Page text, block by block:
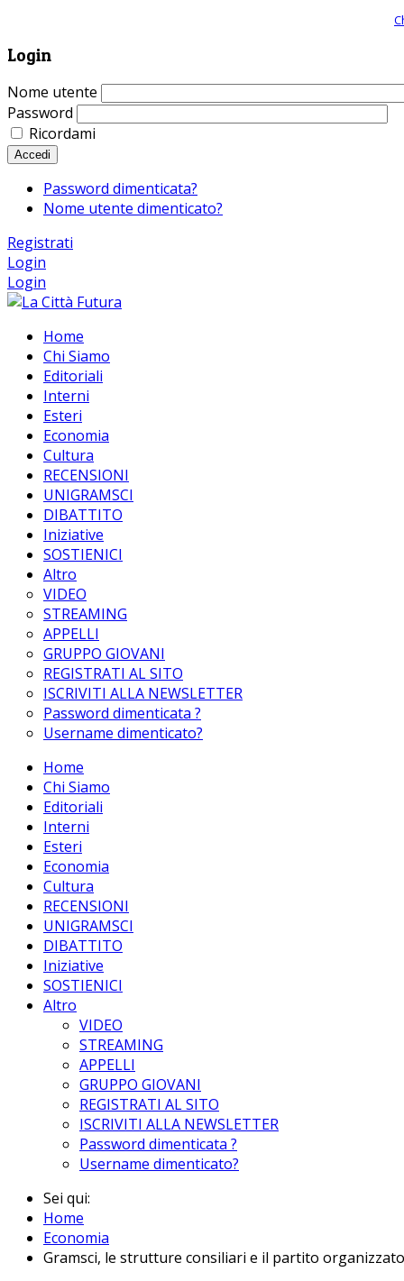
Login
Nome utente
Password
Ricordami
Accedi
Password dimenticata?
Nome utente dimenticato?
Registrati
Login
Login
Home
Chi Siamo
Editoriali
Interni
Esteri
Economia
Cultura
RECENSIONI
UNIGRAMSCI
DIBATTITO
Iniziative
SOSTIENICI
Altro
VIDEO
STREAMING
APPELLI
GRUPPO GIOVANI
REGISTRATI AL SITO
ISCRIVITI ALLA NEWSLETTER
Password dimenticata ?
Username dimenticato?
Home
Chi Siamo
Editoriali
Interni
Esteri
Economia
Cultura
RECENSIONI
UNIGRAMSCI
DIBATTITO
Iniziative
SOSTIENICI
Altro
VIDEO
STREAMING
APPELLI
GRUPPO GIOVANI
REGISTRATI AL SITO
ISCRIVITI ALLA NEWSLETTER
Password dimenticata ?
Username dimenticato?
Sei qui:
Home
Economia
Gramsci, le strutture consiliari e il partito